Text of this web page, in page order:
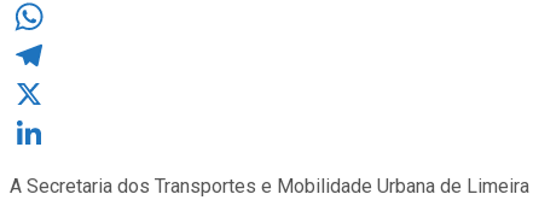
Facebook
WhatsApp
Telegram
X
A Secretaria dos Transportes e Mobilidade Urbana de